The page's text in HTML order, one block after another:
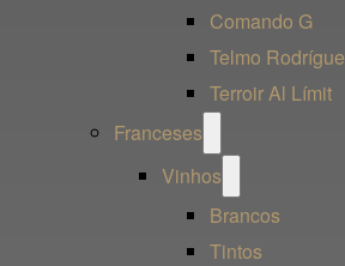
Comando G
Telmo
Terroir Al Límit
Franceses
menu
Vinhos
menu
Brancos
Tintos